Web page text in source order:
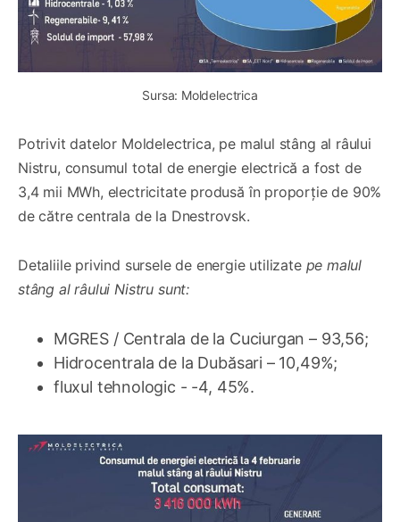
Sursa: Moldelectrica
Potrivit datelor Moldelectrica, pe malul stâng al râului
Nistru, consumul total de energie electrică a fost de
3,4 mii MWh, electricitate produsă în proporție de 90%
de către centrala de la Dnestrovsk.
Detaliile privind sursele de energie utilizate pe malul
stâng al râului Nistru sunt:
MGRES / Centrala de la Cuciurgan – 93,56;
Hidrocentrala de la Dubăsari – 10,49%;
fluxul tehnologic - -4, 45%.